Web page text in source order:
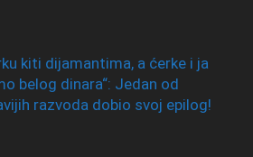
kiti dijamantima, a ćerke i ja
belog dinara“: Jedan od
razvoda dobio svoj epilog!